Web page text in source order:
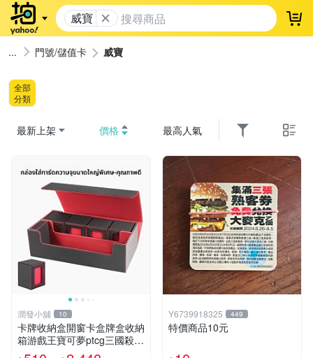
威寶 登
門號/儲值卡 威寶
全部
分類
最新上架 價格 最高人氣
潤發小舖 10
卡牌收納盒開窗卡盒牌盒收納
箱游戲王寶可夢ptcg三國殺海
賊王dtcg
Y6739918325 449
特價商品10元